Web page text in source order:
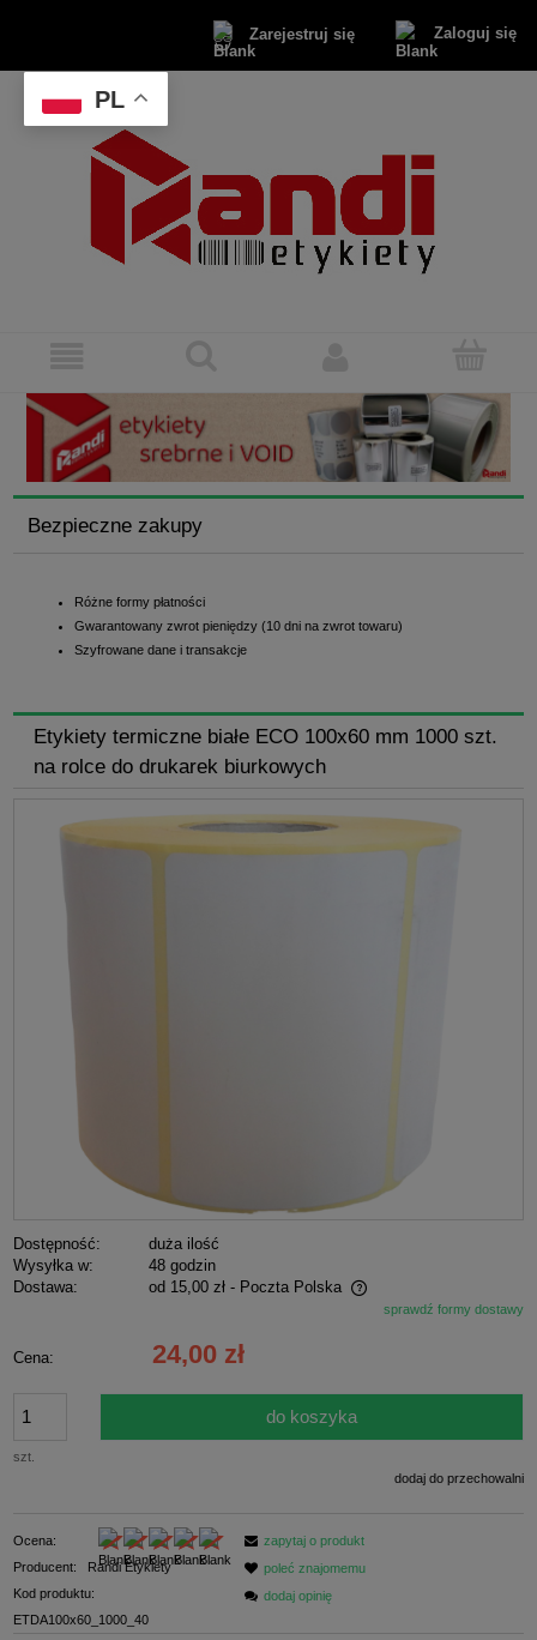
Zarejestruj się Zaloguj się
Bezpieczne zakupy
Różne formy płatności
Gwarantowany zwrot pieniędzy (10 dni na zwrot towaru)
Szyfrowane dane i transakcje
Etykiety termiczne białe ECO 100x60 mm 1000 szt.
na rolce do drukarek biurkowych
Dostępność:
duża ilość
Wysyłka w:
48 godzin
Dostawa:
od 15,00 zł - Poczta Polska
Cena nie zawiera ewentualnych kosztów płatnościsprawdź formy dostawy
Cena: 24,00 zł
szt.
do koszyka
dodaj do przechowalni
Ocena:
Producent:
Randi Etykiety
Kod produktu:
ETDA100x60_1000_40
zapytaj o produkt
poleć znajomemu
dodaj opinię
PL